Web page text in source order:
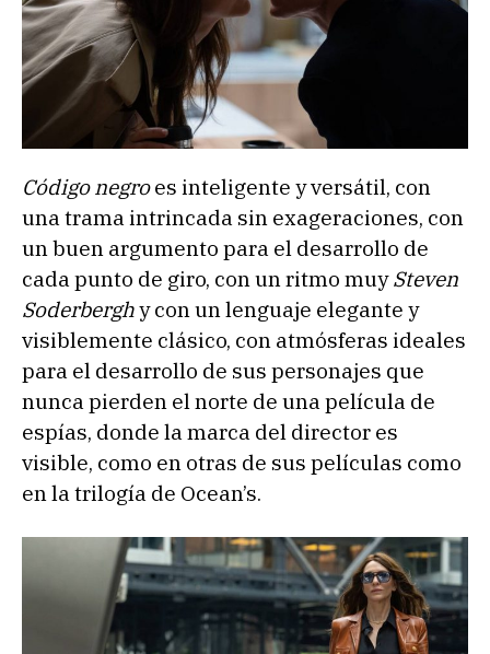
Código negroes inteligente y versátil, con
una trama intrincada sin exageraciones, con
un buen argumento para el desarrollo de
cada punto de giro, con un ritmo muySteven
Soderberghy con un lenguaje elegante y
visiblemente clásico, con atmósferas ideales
para el desarrollo de sus personajes que
nunca pierden el norte de una película de
espías, donde la marca del director es
visible, como en otras de sus películas como
en la trilogía de Ocean’s.